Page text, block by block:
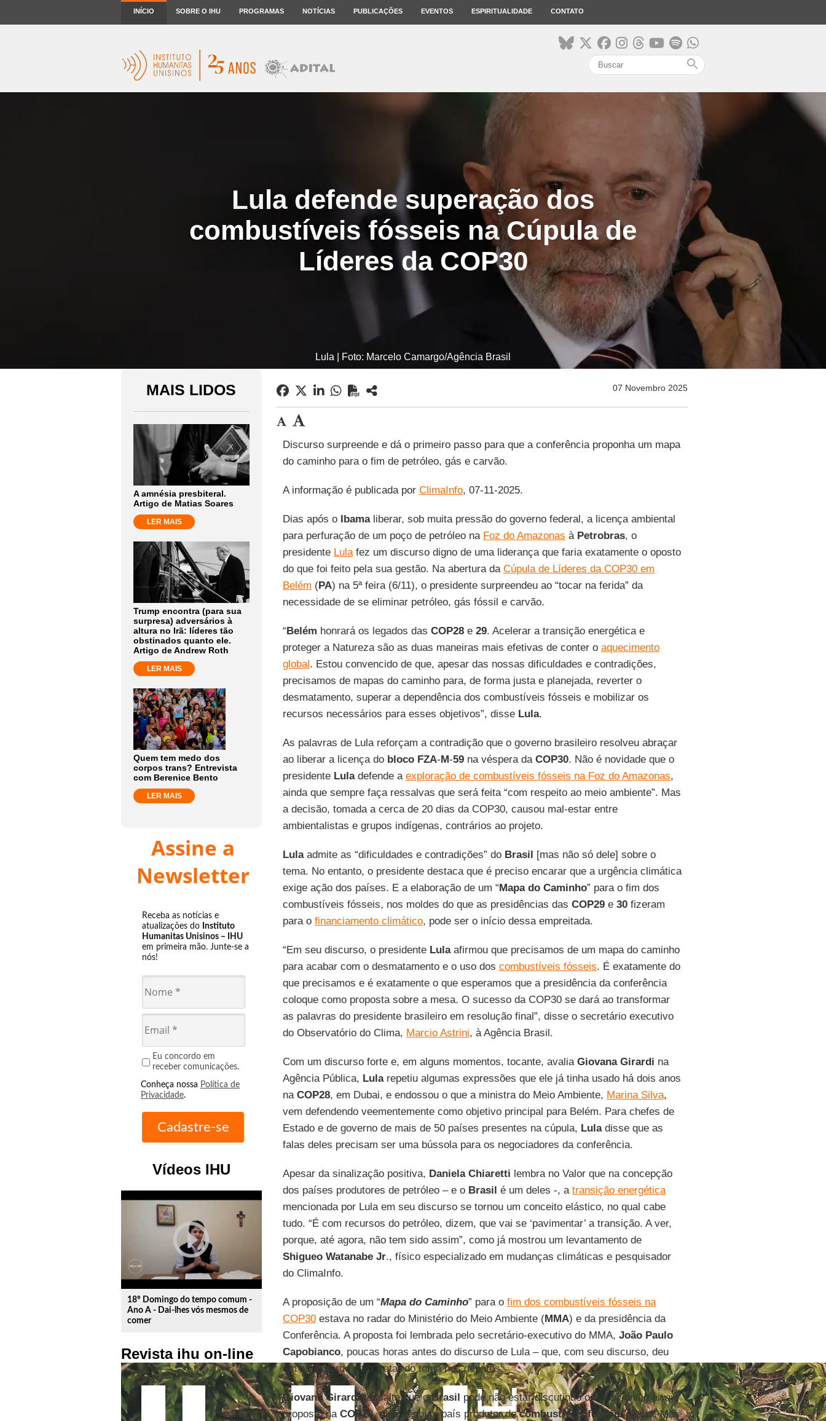
INÍCIO SOBRE O IHU PROGRAMAS NOTÍCIAS PUBLICAÇÕES EVENTOS ESPIRITUALIDADE CONTATO
search
Lula defende superação dos
combustíveis fósseis na Cúpula de
Líderes da COP30
Lula | Foto: Marcelo Camargo/Agência Brasil
MAIS LIDOS
A amnésia presbiteral.
Artigo de Matias Soares
LER MAIS
Trump encontra (para sua
surpresa) adversários à
altura no Irã: líderes tão
obstinados quanto ele.
Artigo de Andrew Roth
LER MAIS
Quem tem medo dos
corpos trans? Entrevista
com Berenice Bento
LER MAIS
Assine a
Newsletter
Receba as notícias e
atualizações do Instituto
Humanitas Unisinos – IHU
em primeira mão. Junte-se a
nós!
Eu concordo em
receber comunicações.
Conheça nossa Política de
Privacidade.
Vídeos IHU
play_circle_outline
18º Domingo do tempo comum -
Ano A - Dai-lhes vós mesmos de
comer
Revista ihu on-line
07 Novembro 2025
Discurso surpreende e dá o primeiro passo para que a conferência proponha um mapa
do caminho para o fim de petróleo, gás e carvão.
A informação é publicada por ClimaInfo, 07-11-2025.
Dias após o Ibamaliberar, sob muita pressão do governo federal, a licença ambiental
para perfuração de um poço de petróleo na Foz do Amazonas à Petrobras, o
presidente Lulafez um discurso digno de uma liderança que faria exatamente o oposto
do que foi feito pela sua gestão. Na abertura da Cúpula de Líderes da COP30 em
Belém (PA) na 5ª feira (6/11), o presidente surpreendeu ao “tocar na ferida” da
necessidade de se eliminar petróleo, gás fóssil e carvão.
“Belém honrará os legados das COP28e 29. Acelerar a transição energética e
proteger a Natureza são as duas maneiras mais efetivas de conter o aquecimento
global. Estou convencido de que, apesar das nossas dificuldades e contradições,
precisamos de mapas do caminho para, de forma justa e planejada, reverter o
desmatamento, superar a dependência dos combustíveis fósseis e mobilizar os
recursos necessários para esses objetivos”, disse Lula.
As palavras de Lula reforçam a contradição que o governo brasileiro resolveu abraçar
ao liberar a licença do bloco FZA-M-59na véspera da COP30. Não é novidade que o
presidente Luladefende a exploração de combustíveis fósseis na Foz do Amazonas,
ainda que sempre faça ressalvas que será feita “com respeito ao meio ambiente”. Mas
a decisão, tomada a cerca de 20 dias da COP30, causou mal-estar entre
ambientalistas e grupos indígenas, contrários ao projeto.
Lulaadmite as “dificuldades e contradições” do Brasil [mas não só dele] sobre o
tema. No entanto, o presidente destaca que é preciso encarar que a urgência climática
exige ação dos países. E a elaboração de um “Mapa do Caminho” para o fim dos
combustíveis fósseis, nos moldes do que as presidências das COP29e 30fizeram
para o financiamento climático, pode ser o início dessa empreitada.
“Em seu discurso, o presidente Lulaafirmou que precisamos de um mapa do caminho
para acabar com o desmatamento e o uso dos combustíveis fósseis. É exatamente do
que precisamos e é exatamente o que esperamos que a presidência da conferência
coloque como proposta sobre a mesa. O sucesso da COP30 se dará ao transformar
as palavras do presidente brasileiro em resolução final”, disse o secretário executivo
do Observatório do Clima, Marcio Astrini, à Agência Brasil.
Com um discurso forte e, em alguns momentos, tocante, avalia Giovana Girardi na
Agência Pública, Lularepetiu algumas expressões que ele já tinha usado há dois anos
na COP28, em Dubai, e endossou o que a ministra do Meio Ambiente, Marina Silva,
vem defendendo veementemente como objetivo principal para Belém. Para chefes de
Estado e de governo de mais de 50 países presentes na cúpula, Luladisse que as
falas deles precisam ser uma bússola para os negociadores da conferência.
Apesar da sinalização positiva, Daniela Chiaretti lembra no Valor que na concepção
dos países produtores de petróleo – e o Brasil é um deles -, a transição energética
mencionada por Lula em seu discurso se tornou um conceito elástico, no qual cabe
tudo. “É com recursos do petróleo, dizem, que vai se ‘pavimentar’ a transição. A ver,
porque, até agora, não tem sido assim”, como já mostrou um levantamento de
Shigueo Watanabe Jr., físico especializado em mudanças climáticas e pesquisador
do ClimaInfo.
A proposição de um “Mapa do Caminho” para o fim dos combustíveis fósseis na
COP30estava no radar do Ministério do Meio Ambiente (MMA) e da presidência da
Conferência. A proposta foi lembrada pelo secretário-executivo do MMA, João Paulo
Capobianco, poucas horas antes do discurso de Lula – que, com seu discurso, deu
um sinal verde para tratar do tema nos debates.
Giovana Girardiressalta que oBrasil pode não estar discutindo otransitioning away
proposto na COP28, mas nenhum país produtor decombustíveis fósseiso está. Mas